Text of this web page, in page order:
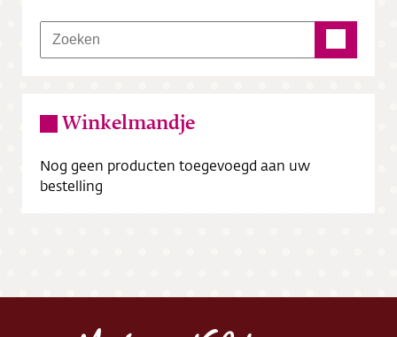
Winkelmandje
Nog geen producten toegevoegd aan uw
bestelling